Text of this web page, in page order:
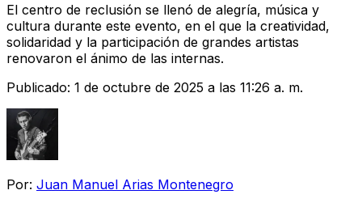
El centro de reclusión se llenó de alegría, música y
cultura durante este evento, en el que la creatividad,
solidaridad y la participación de grandes artistas
renovaron el ánimo de las internas.
Publicado: 1 de octubre de 2025 a las 11:26 a. m.
Por: Juan Manuel Arias Montenegro